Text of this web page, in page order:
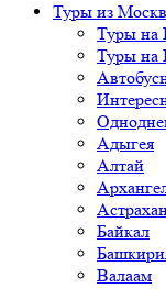
Туры из
Туры на
Туры на
Адыгея
Алтай
Байкал
Валаам